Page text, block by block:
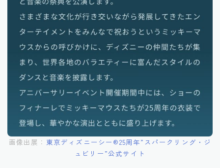
画像出展： 東京ディズニーシー®︎25周年”スパークリング・ジ
ュビリー”公式サイト